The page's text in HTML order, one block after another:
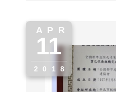
APR
11
2018
" alt="">